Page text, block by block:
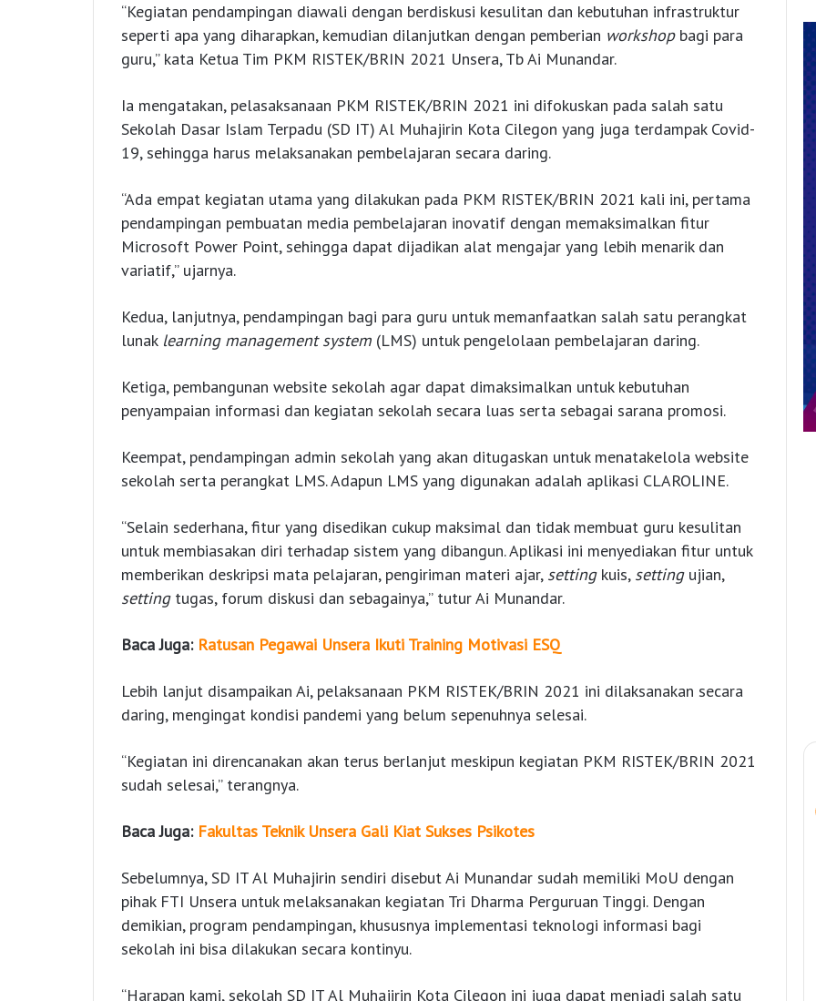
“Kegiatan pendampingan diawali dengan berdiskusi kesulitan dan kebutuhan infrastruktur
seperti apa yang diharapkan, kemudian dilanjutkan dengan pemberian workshopbagi para
guru,” kata Ketua Tim PKM RISTEK/BRIN 2021 Unsera, Tb Ai Munandar.
Ia mengatakan, pelasaksanaan PKM RISTEK/BRIN 2021 ini difokuskan pada salah satu
Sekolah Dasar Islam Terpadu (SD IT) Al Muhajirin Kota Cilegon yang juga terdampak Covid-
19, sehingga harus melaksanakan pembelajaran secara daring.
“Ada empat kegiatan utama yang dilakukan pada PKM RISTEK/BRIN 2021 kali ini, pertama
pendampingan pembuatan media pembelajaran inovatif dengan memaksimalkan fitur
Microsoft Power Point, sehingga dapat dijadikan alat mengajar yang lebih menarik dan
variatif,” ujarnya.
Kedua, lanjutnya, pendampingan bagi para guru untuk memanfaatkan salah satu perangkat
lunak learning management system (LMS) untuk pengelolaan pembelajaran daring.
Ketiga, pembangunan website sekolah agar dapat dimaksimalkan untuk kebutuhan
penyampaian informasi dan kegiatan sekolah secara luas serta sebagai sarana promosi.
Keempat, pendampingan admin sekolah yang akan ditugaskan untuk menatakelola website
sekolah serta perangkat LMS. Adapun LMS yang digunakan adalah aplikasi CLAROLINE.
“Selain sederhana, fitur yang disedikan cukup maksimal dan tidak membuat guru kesulitan
untuk membiasakan diri terhadap sistem yang dibangun. Aplikasi ini menyediakan fitur untuk
memberikan deskripsi mata pelajaran, pengiriman materi ajar, settingkuis, settingujian,
settingtugas, forum diskusi dan sebagainya,” tutur Ai Munandar.
Baca Juga: Ratusan Pegawai Unsera Ikuti Training Motivasi ESQ
Lebih lanjut disampaikan Ai, pelaksanaan PKM RISTEK/BRIN 2021 ini dilaksanakan secara
daring, mengingat kondisi pandemi yang belum sepenuhnya selesai.
“Kegiatan ini direncanakan akan terus berlanjut meskipun kegiatan PKM RISTEK/BRIN 2021
sudah selesai,” terangnya.
Baca Juga: Fakultas Teknik Unsera Gali Kiat Sukses Psikotes
Sebelumnya, SD IT Al Muhajirin sendiri disebut Ai Munandar sudah memiliki MoU dengan
pihak FTI Unsera untuk melaksanakan kegiatan Tri Dharma Perguruan Tinggi. Dengan
demikian, program pendampingan, khususnya implementasi teknologi informasi bagi
sekolah ini bisa dilakukan secara kontinyu.
“Harapan kami, sekolah SD IT Al Muhajirin Kota Cilegon ini juga dapat menjadi salah satu